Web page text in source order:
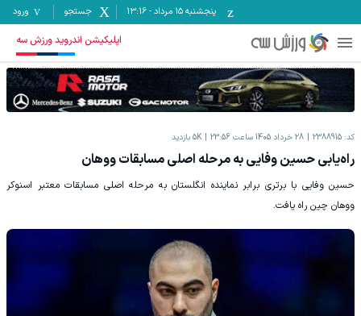
پنجشنبه ۱۵ مرداد -
13:16 جستجو ورود
اپلیکیشن اندروید ورزش سه
کد: 2388915 28 خرداد 1405 ساعت 23:56 5K بازدید
راه‌یابی حسین وفایی به مرحله اصلی مسابقات ووهان
حسین وفایی با برتری برابر نماینده انگلستان به مرحله اصلی مسابقات معتبر اسنوکر
ووهان چین راه یافت.